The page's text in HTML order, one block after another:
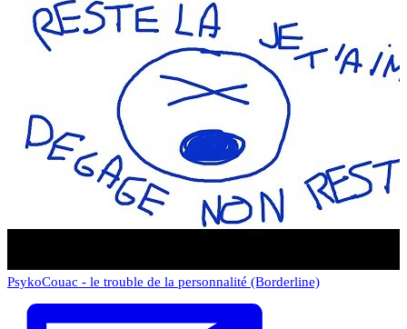
PsykoCouac - le trouble de la personnalité (Borderline)